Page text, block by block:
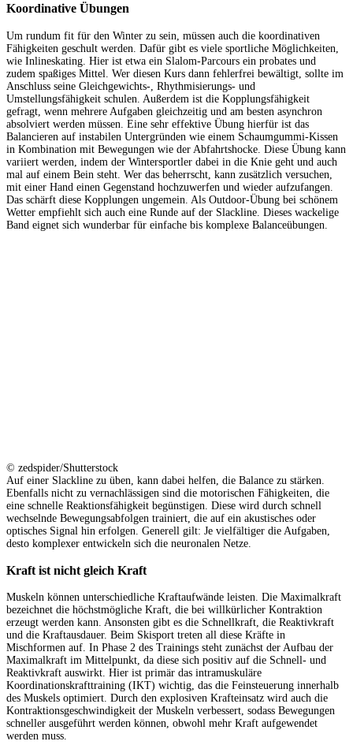
Koordinative Übungen
Um rundum fit für den Winter zu sein, müssen auch die koordinativen
Fähigkeiten geschult werden. Dafür gibt es viele sportliche Möglichkeiten,
wie Inlineskating. Hier ist etwa ein Slalom-Parcours ein probates und
zudem spaßiges Mittel. Wer diesen Kurs dann fehlerfrei bewältigt, sollte im
Anschluss seine Gleichgewichts-, Rhythmisierungs- und
Umstellungsfähigkeit schulen. Außerdem ist die Kopplungsfähigkeit
gefragt, wenn mehrere Aufgaben gleichzeitig und am besten asynchron
absolviert werden müssen. Eine sehr effektive Übung hierfür ist das
Balancieren auf instabilen Untergründen wie einem Schaumgummi-Kissen
in Kombination mit Bewegungen wie der Abfahrtshocke. Diese Übung kann
variiert werden, indem der Wintersportler dabei in die Knie geht und auch
mal auf einem Bein steht. Wer das beherrscht, kann zusätzlich versuchen,
mit einer Hand einen Gegenstand hochzuwerfen und wieder aufzufangen.
Das schärft diese Kopplungen ungemein. Als Outdoor-Übung bei schönem
Wetter empfiehlt sich auch eine Runde auf der Slackline. Dieses wackelige
Band eignet sich wunderbar für einfache bis komplexe Balanceübungen.
© zedspider/Shutterstock
Auf einer Slackline zu üben, kann dabei helfen, die Balance zu stärken.
Ebenfalls nicht zu vernachlässigen sind die motorischen Fähigkeiten, die
eine schnelle Reaktionsfähigkeit begünstigen. Diese wird durch schnell
wechselnde Bewegungsabfolgen trainiert, die auf ein akustisches oder
optisches Signal hin erfolgen. Generell gilt: Je vielfältiger die Aufgaben,
desto komplexer entwickeln sich die neuronalen Netze.
Kraft ist nicht gleich Kraft
Muskeln können unterschiedliche Kraftaufwände leisten. Die Maximalkraft
bezeichnet die höchstmögliche Kraft, die bei willkürlicher Kontraktion
erzeugt werden kann. Ansonsten gibt es die Schnellkraft, die Reaktivkraft
und die Kraftausdauer. Beim Skisport treten all diese Kräfte in
Mischformen auf. In Phase 2 des Trainings steht zunächst der Aufbau der
Maximalkraft im Mittelpunkt, da diese sich positiv auf die Schnell- und
Reaktivkraft auswirkt. Hier ist primär das intramuskuläre
Koordinationskrafttraining (IKT) wichtig, das die Feinsteuerung innerhalb
des Muskels optimiert. Durch den explosiven Krafteinsatz wird auch die
Kontraktionsgeschwindigkeit der Muskeln verbessert, sodass Bewegungen
schneller ausgeführt werden können, obwohl mehr Kraft aufgewendet
werden muss.